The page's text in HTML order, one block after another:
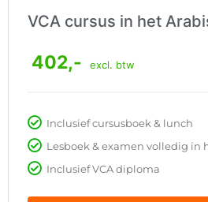
VCA cursus in het
402,- excl. btw
Inclusief cursusboek & lunch
Lesboek & examen volledig in
Inclusief VCA diploma